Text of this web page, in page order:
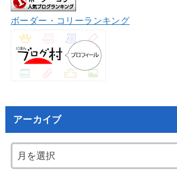
ボーダー・コリーランキング
アーカイブ